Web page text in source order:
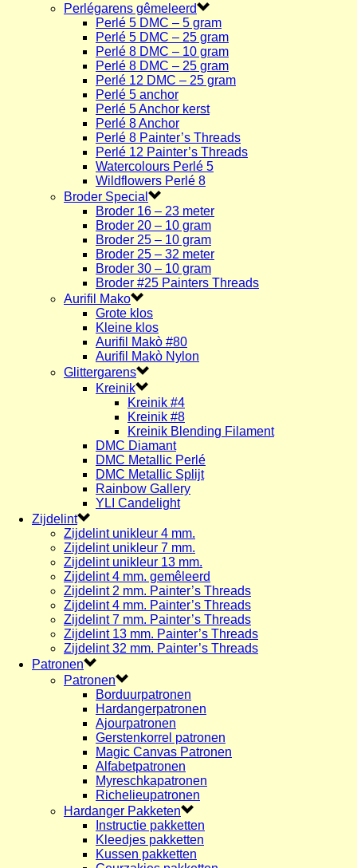
Perlégarens gêmeleerd
Perlé 5 DMC – 5 gram
Perlé 5 DMC – 25 gram
Perlé 8 DMC – 10 gram
Perlé 8 DMC – 25 gram
Perlé 12 DMC – 25 gram
Perlé 5 anchor
Perlé 5 Anchor kerst
Perlé 8 Anchor
Perlé 8 Painter’s Threads
Perlé 12 Painter’s Threads
Watercolours Perlé 5
Wildflowers Perlé 8
Broder Special
Broder 16 – 23 meter
Broder 20 – 10 gram
Broder 25 – 10 gram
Broder 25 – 32 meter
Broder 30 – 10 gram
Broder #25 Painters Threads
Aurifil Mako
Grote klos
Kleine klos
Aurifil Makò #80
Aurifil Makò Nylon
Glittergarens
Kreinik
Kreinik #4
Kreinik #8
Kreinik Blending Filament
DMC Diamant
DMC Metallic Perlé
DMC Metallic Splijt
Rainbow Gallery
YLI Candelight
Zijdelint
Zijdelint unikleur 4 mm.
Zijdelint unikleur 7 mm.
Zijdelint unikleur 13 mm.
Zijdelint 4 mm. gemêleerd
Zijdelint 2 mm. Painter’s Threads
Zijdelint 4 mm. Painter’s Threads
Zijdelint 7 mm. Painter’s Threads
Zijdelint 13 mm. Painter’s Threads
Zijdelint 32 mm. Painter’s Threads
Patronen
Patronen
Borduurpatronen
Hardangerpatronen
Ajourpatronen
Gerstenkorrel patronen
Magic Canvas Patronen
Alfabetpatronen
Myreschkapatronen
Richelieupatronen
Hardanger Pakketen
Instructie pakketten
Kleedjes pakketten
Kussen pakketten